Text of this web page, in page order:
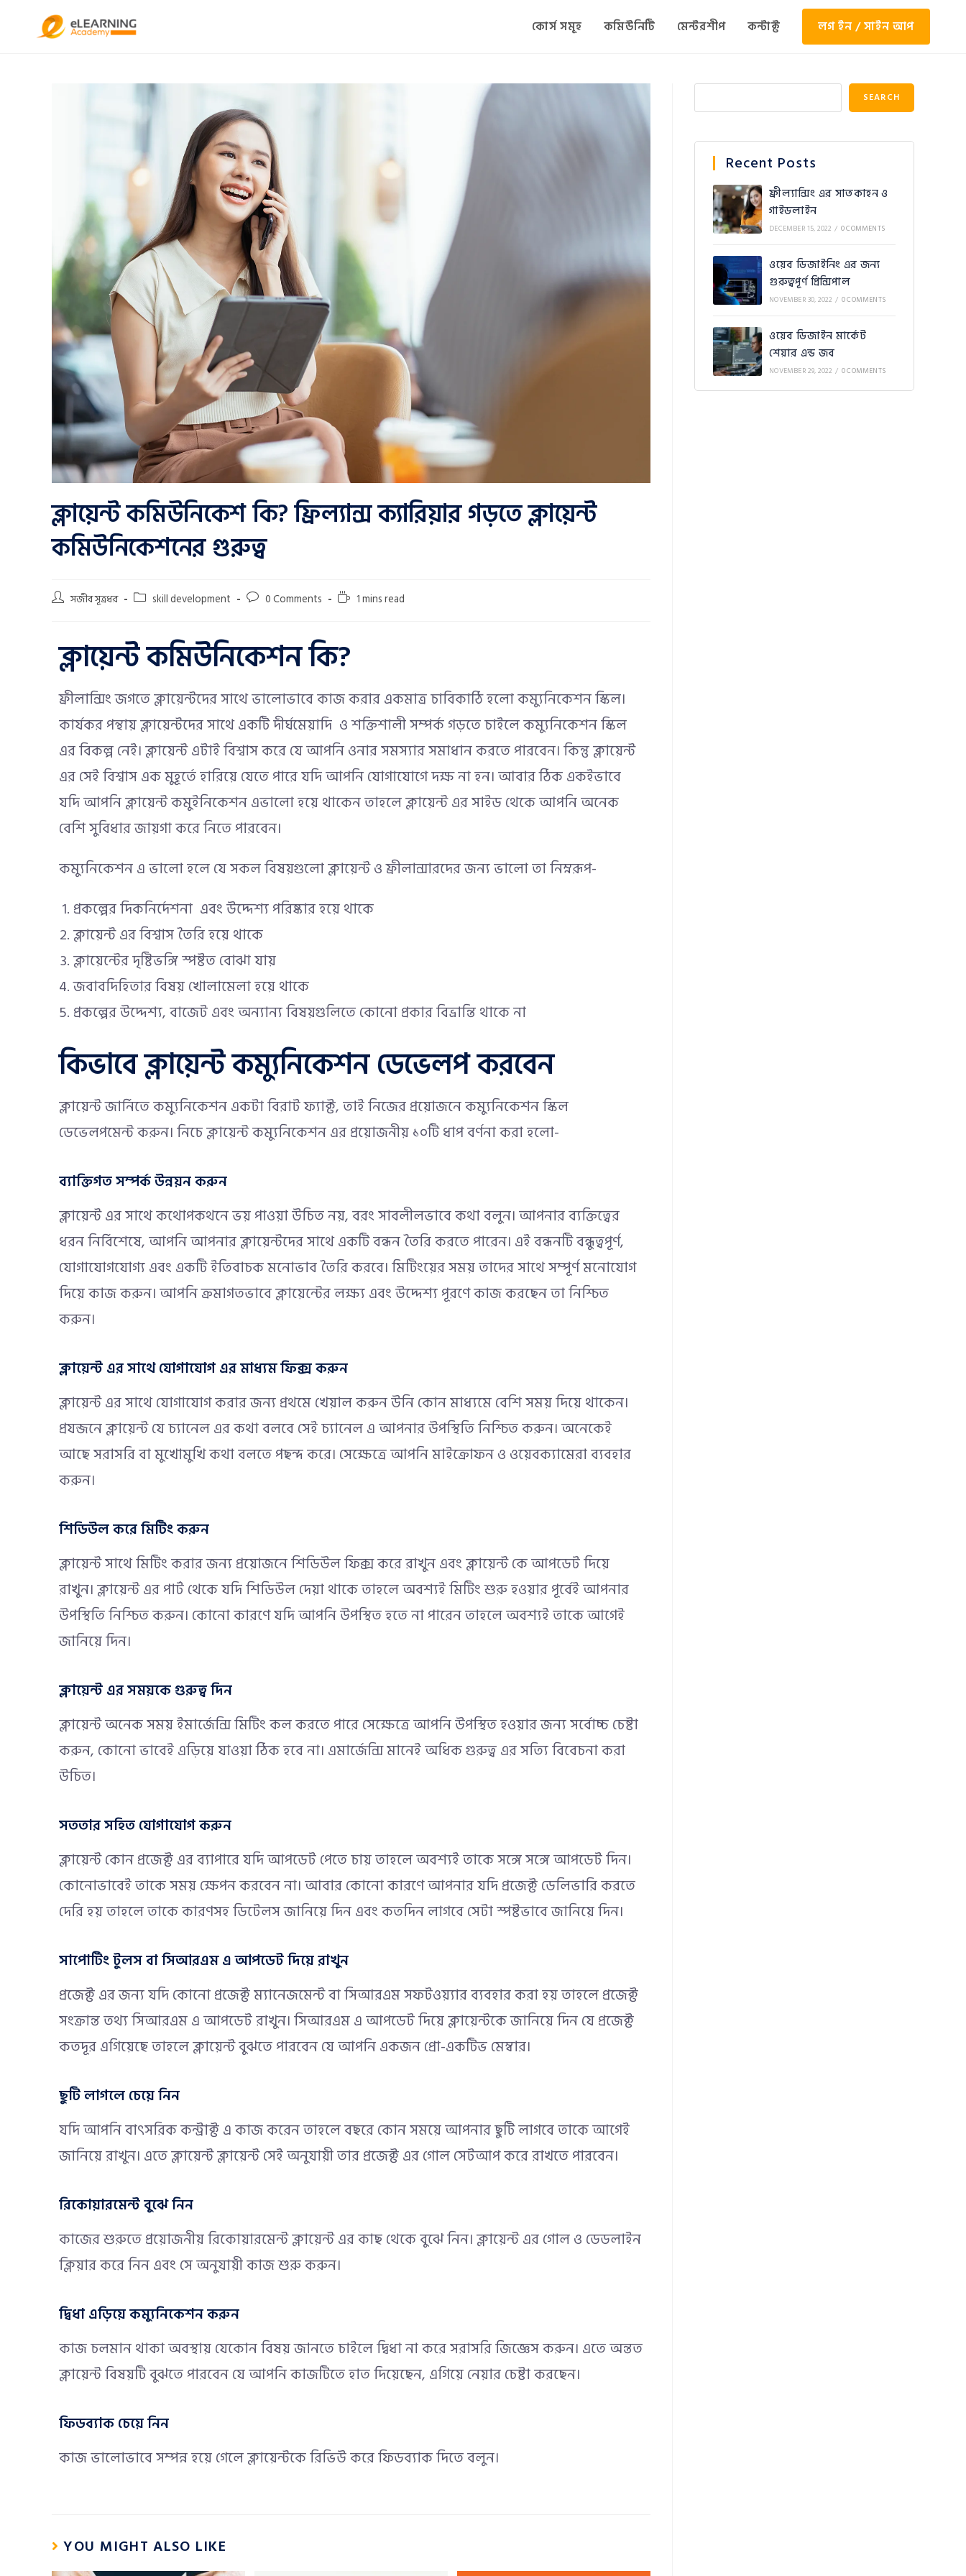
কোর্স সমূহ কমিউনিটি মেন্টরশীপ কন্টাক্ট লগ ইন / সাইন আপ
ক্লায়েন্ট কমিউনিকেশ কি? ফ্রিল্যান্স ক্যারিয়ার গড়তে ক্লায়েন্ট
কমিউনিকেশনের গুরুত্ব
সজীব সূত্রধর skill development 0 Comments 1 mins read
ক্লায়েন্ট কমিউনিকেশন কি?
ফ্রীলান্সিং জগতে ক্লায়েন্টদের সাথে ভালোভাবে কাজ করার একমাত্র চাবিকাঠি হলো কম্যুনিকেশন স্কিল।
কার্যকর পন্থায় ক্লায়েন্টদের সাথে একটি দীর্ঘমেয়াদি ও শক্তিশালী সম্পর্ক গড়তে চাইলে কম্যুনিকেশন স্কিল
এর বিকল্প নেই। ক্লায়েন্ট এটাই বিশ্বাস করে যে আপনি ওনার সমস্যার সমাধান করতে পারবেন। কিন্তু ক্লায়েন্ট
এর সেই বিশ্বাস এক মুহূর্তে হারিয়ে যেতে পারে যদি আপনি যোগাযোগে দক্ষ না হন। আবার ঠিক একইভাবে
যদি আপনি ক্লায়েন্ট কমুইনিকেশন এভালো হয়ে থাকেন তাহলে ক্লায়েন্ট এর সাইড থেকে আপনি অনেক
বেশি সুবিধার জায়গা করে নিতে পারবেন।
কম্যুনিকেশন এ ভালো হলে যে সকল বিষয়গুলো ক্লায়েন্ট ও ফ্রীলান্সারদের জন্য ভালো তা নিম্নরূপ-
প্রকল্পের দিকনির্দেশনা এবং উদ্দেশ্য পরিষ্কার হয়ে থাকে
ক্লায়েন্ট এর বিশ্বাস তৈরি হয়ে থাকে
ক্লায়েন্টের দৃষ্টিভঙ্গি স্পষ্টত বোঝা যায়
জবাবদিহিতার বিষয় খোলামেলা হয়ে থাকে
প্রকল্পের উদ্দেশ্য, বাজেট এবং অন্যান্য বিষয়গুলিতে কোনো প্রকার বিভ্রান্তি থাকে না
কিভাবে ক্লায়েন্ট কম্যুনিকেশন ডেভেলপ করবেন
ক্লায়েন্ট জার্নিতে কম্যুনিকেশন একটা বিরাট ফ্যাক্ট, তাই নিজের প্রয়োজনে কম্যুনিকেশন স্কিল
ডেভেলপমেন্ট করুন। নিচে ক্লায়েন্ট কম্যুনিকেশন এর প্রয়োজনীয় ১০টি ধাপ বর্ণনা করা হলো-
ব্যাক্তিগত সম্পর্ক উন্নয়ন করুন
ক্লায়েন্ট এর সাথে কথোপকথনে ভয় পাওয়া উচিত নয়, বরং সাবলীলভাবে কথা বলুন। আপনার ব্যক্তিত্বের
ধরন নির্বিশেষে, আপনি আপনার ক্লায়েন্টদের সাথে একটি বন্ধন তৈরি করতে পারেন। এই বন্ধনটি বন্ধুত্বপূর্ণ,
যোগাযোগযোগ্য এবং একটি ইতিবাচক মনোভাব তৈরি করবে। মিটিংয়ের সময় তাদের সাথে সম্পূর্ণ মনোযোগ
দিয়ে কাজ করুন। আপনি ক্রমাগতভাবে ক্লায়েন্টের লক্ষ্য এবং উদ্দেশ্য পূরণে কাজ করছেন তা নিশ্চিত
করুন।
ক্লায়েন্ট এর সাথে যোগাযোগ এর মাধ্যম ফিক্স করুন
ক্লায়েন্ট এর সাথে যোগাযোগ করার জন্য প্রথমে খেয়াল করুন উনি কোন মাধ্যমে বেশি সময় দিয়ে থাকেন।
প্রযন্জনে ক্লায়েন্ট যে চ্যানেল এর কথা বলবে সেই চ্যানেল এ আপনার উপস্থিতি নিশ্চিত করুন। অনেকেই
আছে সরাসরি বা মুখোমুখি কথা বলতে পছন্দ করে। সেক্ষেত্রে আপনি মাইক্রোফন ও ওয়েবক্যামেরা ব্যবহার
করুন।
শিডিউল করে মিটিং করুন
ক্লায়েন্ট সাথে মিটিং করার জন্য প্রয়োজনে শিডিউল ফিক্স করে রাখুন এবং ক্লায়েন্ট কে আপডেট দিয়ে
রাখুন। ক্লায়েন্ট এর পার্ট থেকে যদি শিডিউল দেয়া থাকে তাহলে অবশ্যই মিটিং শুরু হওয়ার পূর্বেই আপনার
উপস্থিতি নিশ্চিত করুন। কোনো কারণে যদি আপনি উপস্থিত হতে না পারেন তাহলে অবশ্যই তাকে আগেই
জানিয়ে দিন।
ক্লায়েন্ট এর সময়কে গুরুত্ব দিন
ক্লায়েন্ট অনেক সময় ইমার্জেন্সি মিটিং কল করতে পারে সেক্ষেত্রে আপনি উপস্থিত হওয়ার জন্য সর্বোচ্চ চেষ্টা
করুন, কোনো ভাবেই এড়িয়ে যাওয়া ঠিক হবে না। এমার্জেন্সি মানেই অধিক গুরুত্ব এর সত্যি বিবেচনা করা
উচিত।
সততার সহিত যোগাযোগ করুন
ক্লায়েন্ট কোন প্রজেক্ট এর ব্যাপারে যদি আপডেট পেতে চায় তাহলে অবশ্যই তাকে সঙ্গে সঙ্গে আপডেট দিন।
কোনোভাবেই তাকে সময় ক্ষেপন করবেন না। আবার কোনো কারণে আপনার যদি প্রজেক্ট ডেলিভারি করতে
দেরি হয় তাহলে তাকে কারণসহ ডিটেলস জানিয়ে দিন এবং কতদিন লাগবে সেটা স্পষ্টভাবে জানিয়ে দিন।
সাপোর্টিং টুলস বা সিআরএম এ আপডেট দিয়ে রাখুন
প্রজেক্ট এর জন্য যদি কোনো প্রজেক্ট ম্যানেজমেন্ট বা সিআরএম সফটওয়্যার ব্যবহার করা হয় তাহলে প্রজেক্ট
সংক্রান্ত তথ্য সিআরএম এ আপডেট রাখুন। সিআরএম এ আপডেট দিয়ে ক্লায়েন্টকে জানিয়ে দিন যে প্রজেক্ট
কতদূর এগিয়েছে তাহলে ক্লায়েন্ট বুঝতে পারবেন যে আপনি একজন প্রো-একটিভ মেম্বার।
ছুটি লাগলে চেয়ে নিন
যদি আপনি বাৎসরিক কন্ট্রাক্ট এ কাজ করেন তাহলে বছরে কোন সময়ে আপনার ছুটি লাগবে তাকে আগেই
জানিয়ে রাখুন। এতে ক্লায়েন্ট ক্লায়েন্ট সেই অনুযায়ী তার প্রজেক্ট এর গোল সেটআপ করে রাখতে পারবেন।
রিকোয়ারমেন্ট বুঝে নিন
কাজের শুরুতে প্রয়োজনীয় রিকোয়ারমেন্ট ক্লায়েন্ট এর কাছ থেকে বুঝে নিন। ক্লায়েন্ট এর গোল ও ডেডলাইন
ক্লিয়ার করে নিন এবং সে অনুযায়ী কাজ শুরু করুন।
দ্বিধা এড়িয়ে কম্যুনিকেশন করুন
কাজ চলমান থাকা অবস্থায় যেকোন বিষয় জানতে চাইলে দ্বিধা না করে সরাসরি জিজ্ঞেস করুন। এতে অন্তত
ক্লায়েন্ট বিষয়টি বুঝতে পারবেন যে আপনি কাজটিতে হাত দিয়েছেন, এগিয়ে নেয়ার চেষ্টা করছেন।
ফিডব্যাক চেয়ে নিন
কাজ ভালোভাবে সম্পন্ন হয়ে গেলে ক্লায়েন্টকে রিভিউ করে ফিডব্যাক দিতে বলুন।
YOU MIGHT ALSO LIKE
SEARCH
Recent Posts
ফ্রীল্যান্সিং এর সাতকাহন ও
গাইডলাইন
DECEMBER 15, 2022 / 0 COMMENTS
ওয়েব ডিজাইনিং এর জন্য
গুরুত্বপূর্ণ প্রিন্সিপাল
NOVEMBER 30, 2022 / 0 COMMENTS
ওয়েব ডিজাইন মার্কেট
শেয়ার এন্ড জব
NOVEMBER 29, 2022 / 0 COMMENTS